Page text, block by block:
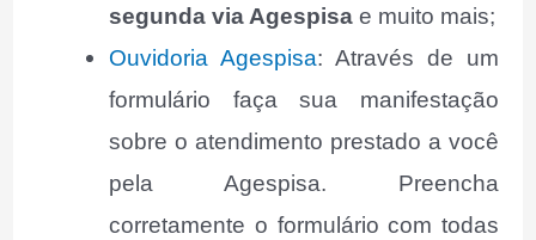
segunda via Agespisae muito mais;
Ouvidoria Agespisa: Através de um
formulário faça sua manifestação
sobre o atendimento prestado a você
pela Agespisa. Preencha
corretamente o formulário com todas